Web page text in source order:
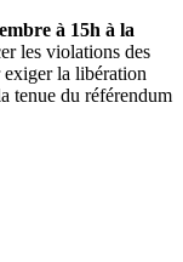
à 15h à la
les violations des
exiger la libération
tenue du référendum